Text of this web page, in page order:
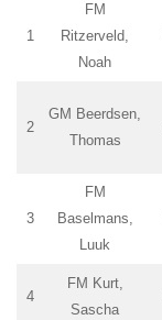
1
FM
Ritzerveld,
Noah
2
GM Beerdsen,
Thomas
3
FM
Baselmans,
Luuk
4
FM Kurt,
Sascha